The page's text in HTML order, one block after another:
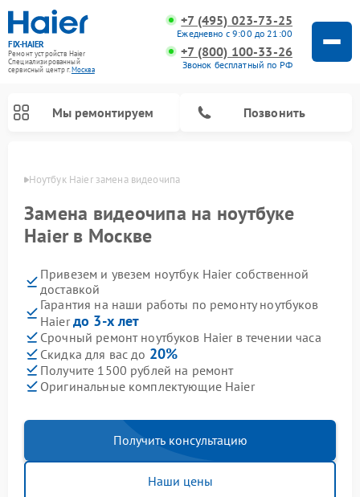
FIX-HAIER
Ремонт устройств Haier
Специализированный
cервисный центр г.Москва
+7 (495) 023-73-25
Ежедневно с 9:00 до 21:00
+7 (800) 100-33-26
Звонок бесплатный по РФ
Мы ремонтируем Позвонить
Ноутбук Haier замена видеочипа
Замена видеочипа на ноутбуке
Haier в Москве
Привезем и увезем ноутбук Haier собственной
доставкой
Гарантия на наши работы по ремонту ноутбуков
Haierдо 3-х лет
Срочный ремонт ноутбуков Haier в течении часа
Скидка для вас до 20%
Получите 1500 рублей на ремонт
Оригинальные комплектующие Haier
Получить консультацию
Наши цены